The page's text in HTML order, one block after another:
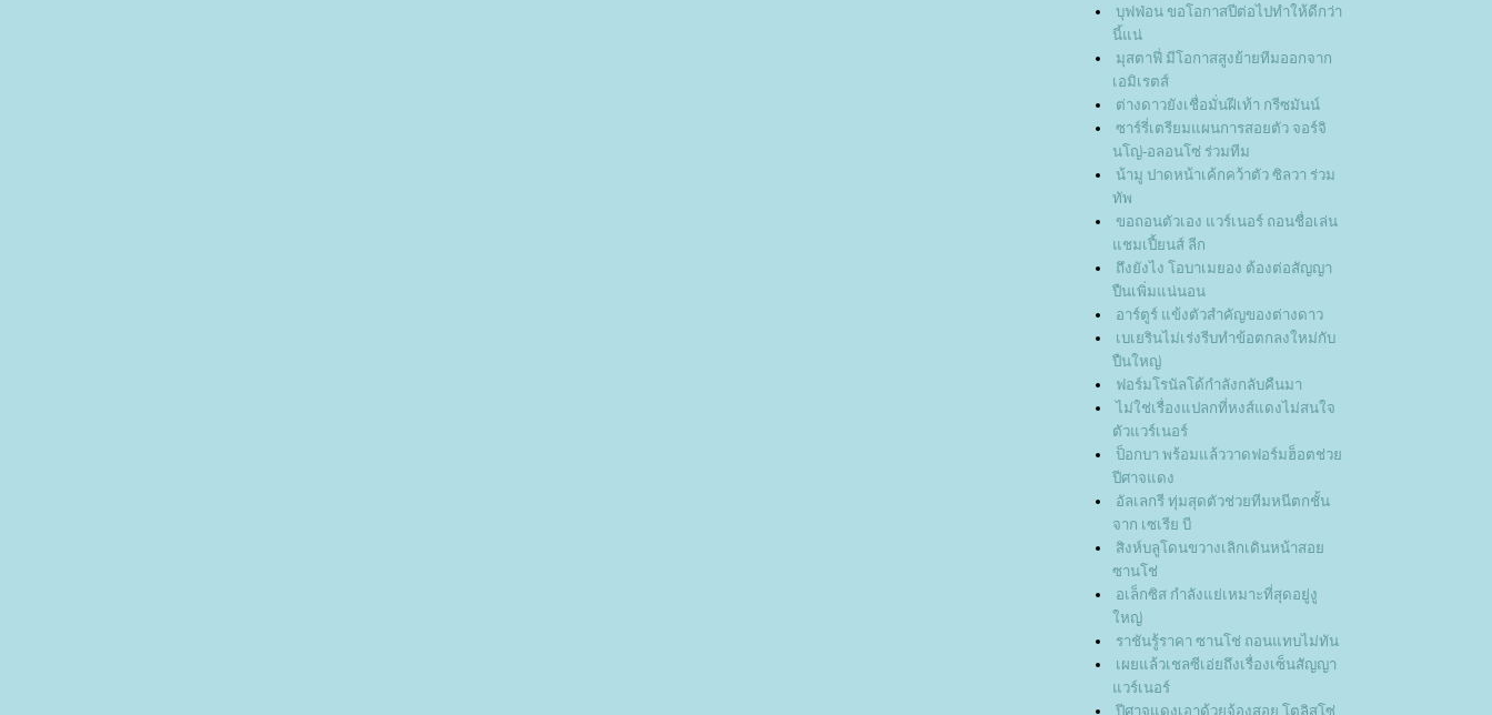
บุฟฟ่อน ขอโอกาสปีต่อไปทำให้ดีกว่า
นี้แน่
มุสตาฟี่ มีโอกาสสูงย้ายทีมออกจาก
เอมิเรตส์
ต่างดาวยังเชื่อมั่นฝีเท้า กรีซมันน์
ซาร์รี่เตรียมแผนการสอยตัว จอร์จิ
นโญ่-อลอนโซ่ ร่วมทีม
น้ามู ปาดหน้าเค้กคว้าตัว ซิลวา ร่วม
ทัพ
ขอถอนตัวเอง แวร์เนอร์ ถอนชื่อเล่น
ชมเปี้ยนส์ ลีก
ถึงยังไง โอบาเมยอง ต้องต่อสัญญา
ปืนเพิ่มแน่นอน
อาร์ตูร์ แข้งตัวสำคัญของต่างดาว
เบเยรินไม่เร่งรีบทำข้อตกลงใหม่กับ
ปืนใหญ่
ฟอร์มโรนัลโด้กำลังกลับคืนมา
ไม่ใช่เรื่องแปลกที่หงส์แดงไม่สนใจ
ตัวแวร์เนอร์
ป็อกบา พร้อมแล้ววาดฟอร์มฮ็อตช่ว
ปีศาจแดง
อัลเลกรี ทุ่มสุดตัวช่วยทีมหนีตกชั้น
จาก เซเรีย บี
สิงห์บลูโดนขวางเลิกเดินหน้าสอ
ซานโช่
อเล็กซิส กำลังแย่เหมาะที่สุดอยู่งู
หญ่
ราชันรู้ราคา ซานโช่ ถอนแทบไม่ทัน
เผยแล้วเชลซีเอ่ยถึงเรื่องเซ็นสัญญา
วร์เนอร์
ปีศาจแดงเอาด้วยจ้องสอย โตลิสโซ่